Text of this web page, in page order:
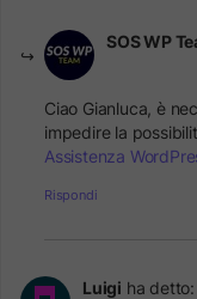
SOS WP
Ciao Gianluca, è
impedire la
Assistenza
Rispondi
Luigi ha detto: